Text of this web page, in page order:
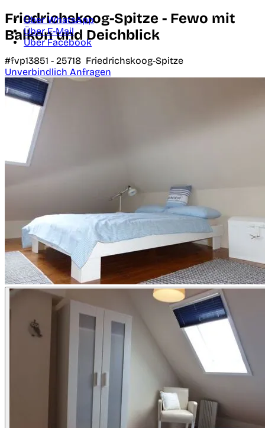
Über WhatsApp
Über E-Mail
Über Facebook
Friedrichskoog-Spitze - Fewo mit
Balkon und Deichblick
#fvp13851 - 25718 Friedrichskoog-Spitze
Unverbindlich Anfragen